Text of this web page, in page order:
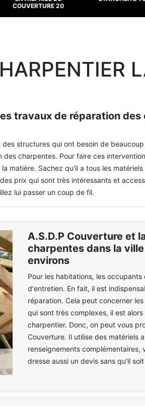
COUVERTURE 20
travaux de réparation des
des structures qui ont besoin de
charpentes. Pour faire ces
matière. Sachez qu'il a tous les
prix qui sont très intéressants et
lui passer un coup de fil.
A.S.D.P Couverture et
charpentes dans la
environs
Pour les habitations, les
d'entretien. En fait, il est
réparation. Cela peut concerner
qui sont très complexes, il est
charpentier. Donc, on peut vous
Couverture. Il utilise des matériels
renseignements
dresse aussi un devis sans qu'il